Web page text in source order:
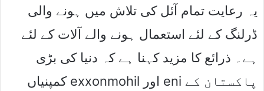
یہ رعایت تمام آئل کی تلاش میں ہونے والی
ڈرلنگ کے لئے استعمال ہونے والے آلات کے لئے
ہے۔ ذرائع کا مزید کہنا ہے کہ دنیا کی بڑی
کمپنیاں exxonmohil اور eni پاکستان کے